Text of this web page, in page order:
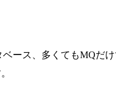
ース、多くてもMQだ